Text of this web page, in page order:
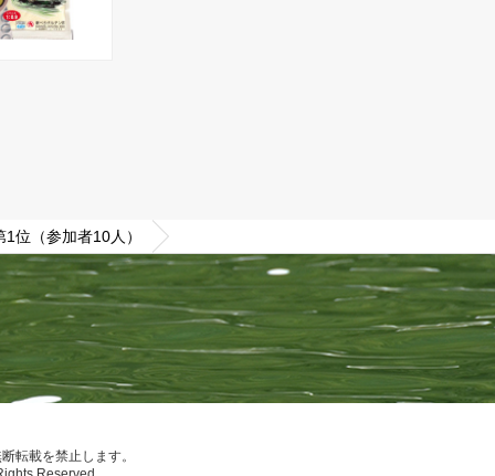
位（参加者10人）
転載を禁止します。